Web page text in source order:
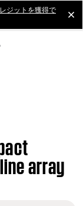
ジットを獲得で
array